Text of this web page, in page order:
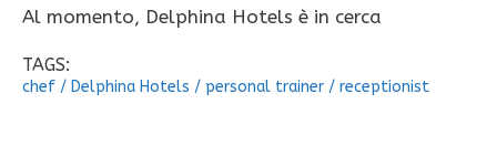
Al momento, Delphina Hotels è in cerca
TAGS:
chef / Delphina Hotels / personal trainer / receptionist